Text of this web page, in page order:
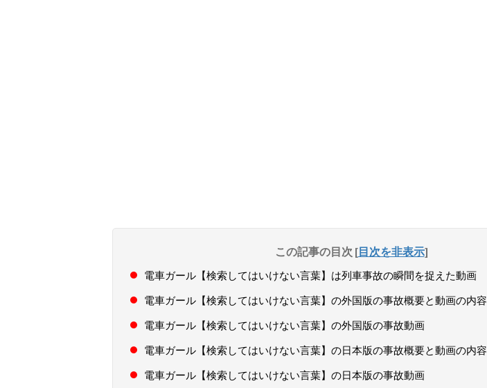
この記事の目次 [目次を非表示]
電車ガール【検索してはいけない言葉】は列車事故の瞬間を捉えた動画
電車ガール【検索してはいけない言葉】の外国版の事故概要と動画の内容
電車ガール【検索してはいけない言葉】の外国版の事故動画
電車ガール【検索してはいけない言葉】の日本版の事故概要と動画の内容
電車ガール【検索してはいけない言葉】の日本版の事故動画